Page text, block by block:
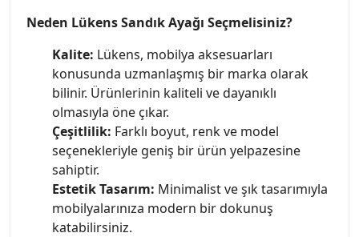
Neden Lükens Sandık Ayağı Seçmelisiniz?
Kalite: Lükens, mobilya aksesuarları
konusunda uzmanlaşmış bir marka olarak
bilinir. Ürünlerinin kaliteli ve dayanıklı
olmasıyla öne çıkar.
Çeşitlilik: Farklı boyut, renk ve model
seçenekleriyle geniş bir ürün yelpazesine
sahiptir.
Estetik Tasarım: Minimalist ve şık tasarımıyla
mobilyalarınıza modern bir dokunuş
katabilirsiniz.